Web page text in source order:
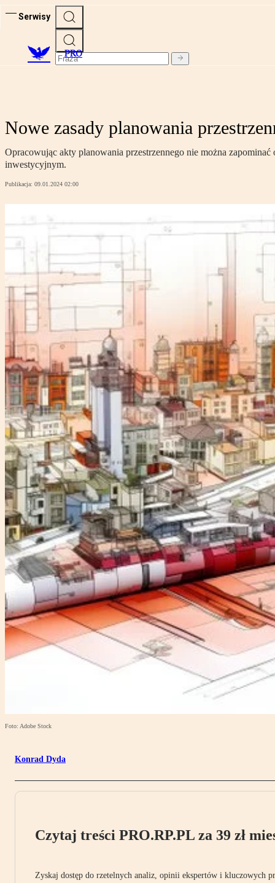
Serwisy
PRO
Nowe zasady planowania
Opracowując akty planowania przestrzennego nie można
inwestycyjnym.
Publikacja: 09.01.2024 02:00
Foto: Adobe Stock
Konrad Dyda
Czytaj treści PRO.RP.PL za 39 zł
Zyskaj dostęp do rzetelnych analiz, opinii ekspertów i kluczowych